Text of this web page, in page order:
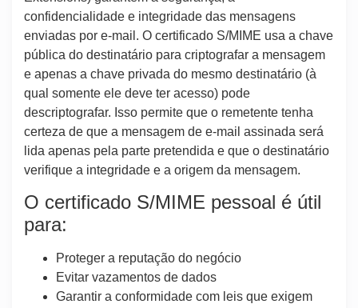
confidencialidade e integridade das mensagens
enviadas por e-mail. O certificado S/MIME usa a chave
pública do destinatário para criptografar a mensagem
e apenas a chave privada do mesmo destinatário (à
qual somente ele deve ter acesso) pode
descriptografar. Isso permite que o remetente tenha
certeza de que a mensagem de e-mail assinada será
lida apenas pela parte pretendida e que o destinatário
verifique a integridade e a origem da mensagem.
O certificado S/MIME pessoal é útil
para:
Proteger a reputação do negócio
Evitar vazamentos de dados
Garantir a conformidade com leis que exigem